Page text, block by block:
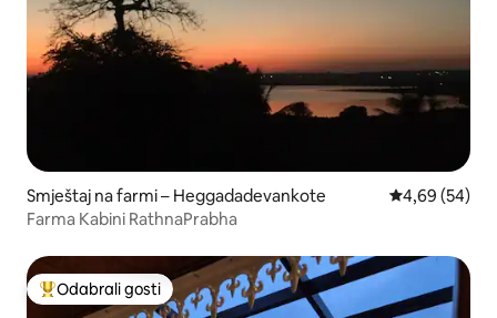
Smještaj na farmi – Heggadadevankote Prosječna
4,69 (54)
Farma Kabini RathnaPrabha
Među najviše rangiranima s oznakom „Odabrali gosti”
Odabrali gosti